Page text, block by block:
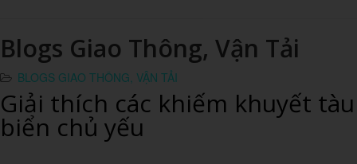
Blogs Giao Thông, Vận Tải
BLOGS GIAO THÔNG, VẬN TẢI
Giải thích các khiếm khuyết tàu
biển chủ yếu